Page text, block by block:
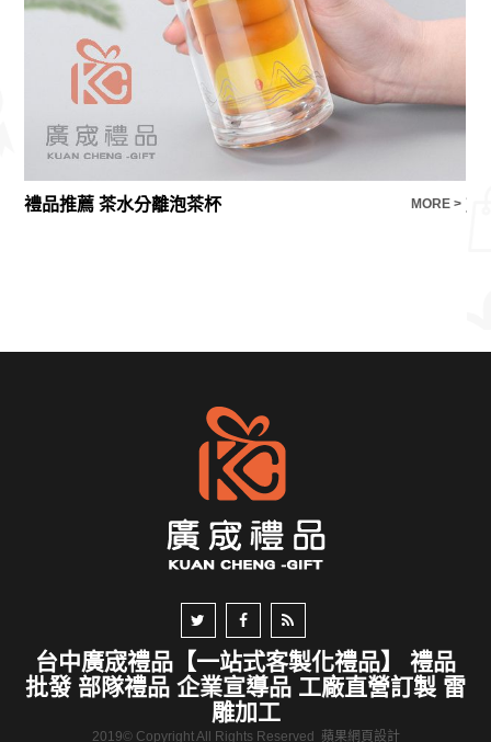
禮品推薦 茶水分離泡茶杯 MORE > 旅
台中廣宬禮品【一站式客製化禮品】 禮品
批發 部隊禮品 企業宣導品 工廠直營訂製 雷
雕加工
2019© Copyright All Rights Reserved 蘋果網頁設計